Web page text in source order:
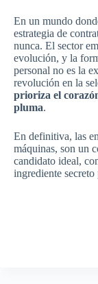
En un mundo
estrategia de
nunca. El sector
evolución, y la
personal no es la
revolución en la
prioriza el
pluma.
En definitiva, las
máquinas, son un
candidato ideal,
ingrediente